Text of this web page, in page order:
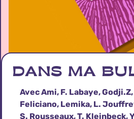
DANS MA
Avec Ami, F. Labaye,
Feliciano, Lemika, L.
S. Rousseaux, T. Kleinbeck,